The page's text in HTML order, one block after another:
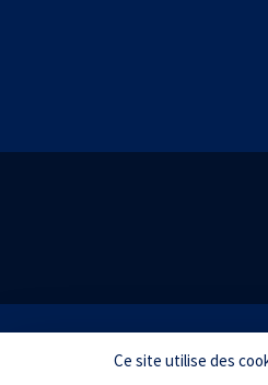
Ce site utilise des